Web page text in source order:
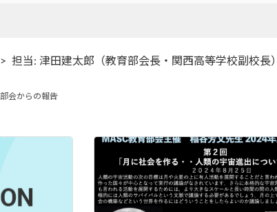
> 担当: 津田建太郎（教育部会長・関西高等学校副校長）
部会からの報告